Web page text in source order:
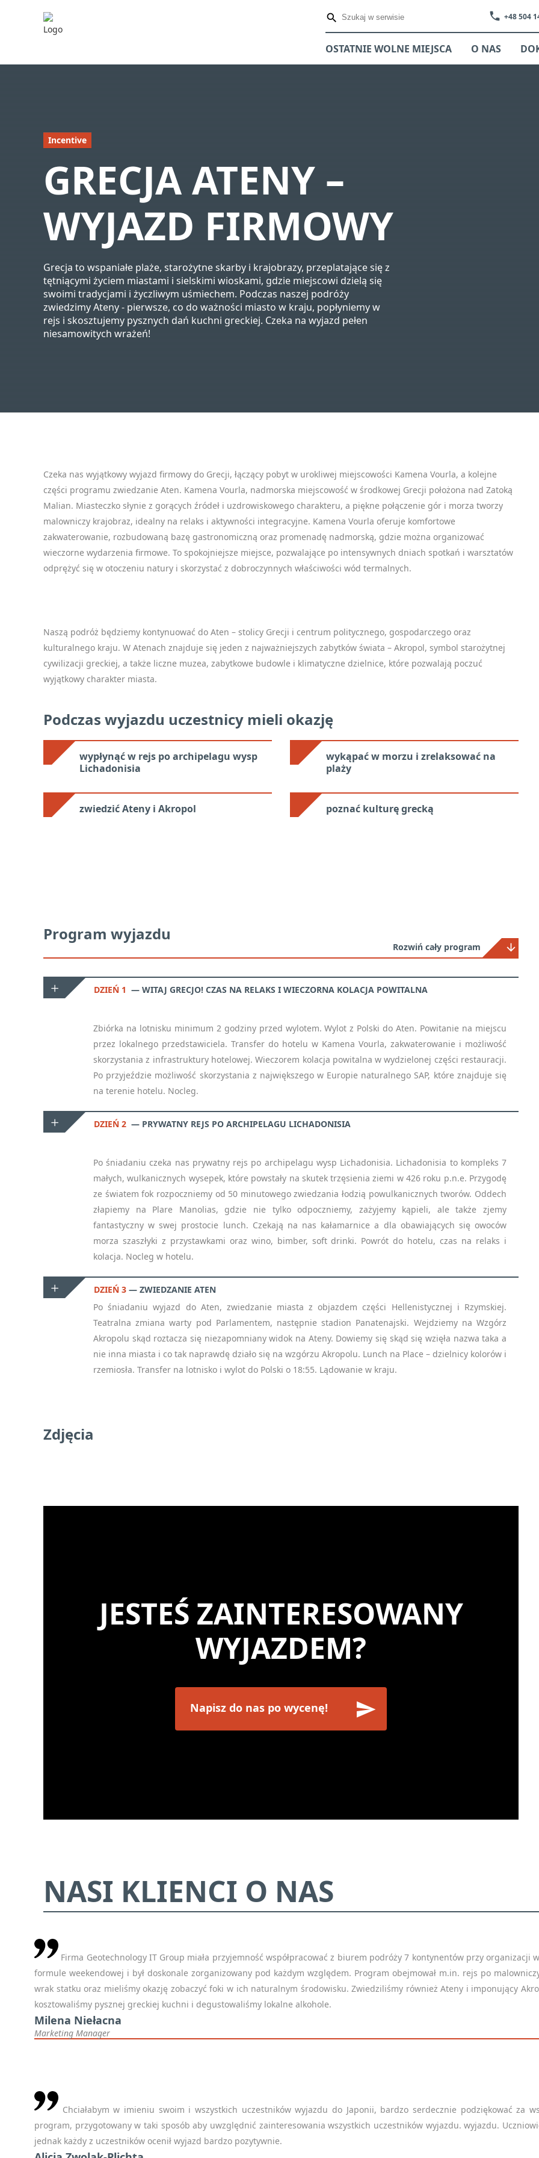
NEWSLETTER
INFORMACJE
empty.
phone +48 504
OSTATNIE WOLNE MIEJSCA O NAS
Incentive
GRECJA ATENY –
WYJAZD FIRMOWY
Grecja to wspaniałe plaże, starożytne skarby i krajobrazy, przeplatające się z
tętniącymi życiem miastami i sielskimi wioskami, gdzie miejscowi dzielą się
swoimi tradycjami i życzliwym uśmiechem. Podczas naszej podróży
zwiedzimy Ateny - pierwsze, co do ważności miasto w kraju, popłyniemy w
rejs i skosztujemy pysznych dań kuchni greckiej. Czeka na wyjazd pełen
niesamowitych wrażeń!
Czeka nas wyjątkowy wyjazd firmowy do Grecji, łączący pobyt w urokliwej miejscowości Kamena Vourla, a kolejne
części programu zwiedzanie Aten. Kamena Vourla, nadmorska miejscowość w środkowej Grecji położona nad Zatoką
Malian. Miasteczko słynie z gorących źródeł i uzdrowiskowego charakteru, a piękne połączenie gór i morza tworzy
malowniczy krajobraz, idealny na relaks i aktywności integracyjne. Kamena Vourla oferuje komfortowe
zakwaterowanie, rozbudowaną bazę gastronomiczną oraz promenadę nadmorską, gdzie można organizować
wieczorne wydarzenia firmowe. To spokojniejsze miejsce, pozwalające po intensywnych dniach spotkań i warsztatów
odprężyć się w otoczeniu natury i skorzystać z dobroczynnych właściwości wód termalnych.
Naszą podróż będziemy kontynuować do Aten – stolicy Grecji i centrum politycznego, gospodarczego oraz
kulturalnego kraju. W Atenach znajduje się jeden z najważniejszych zabytków świata – Akropol, symbol starożytnej
cywilizacji greckiej, a także liczne muzea, zabytkowe budowle i klimatyczne dzielnice, które pozwalają poczuć
wyjątkowy charakter miasta.
Podczas wyjazdu uczestnicy mieli okazję
wypłynąć w rejs po archipelagu wysp
Lichadonisia
wykąpać w morzu i zrelaksować na
plaży
zwiedzić Ateny i Akropol poznać kulturę grecką
Program wyjazdu
Rozwiń cały program
DZIEŃ 1 WITAJ GRECJO! CZAS NA RELAKS I WIECZORNA KOLACJA POWITALNA
Zbiórka na lotnisku minimum 2 godziny przed wylotem. Wylot z Polski do Aten. Powitanie na miejscu
przez lokalnego przedstawiciela. Transfer do hotelu w Kamena Vourla, zakwaterowanie i możliwość
skorzystania z infrastruktury hotelowej. Wieczorem kolacja powitalna w wydzielonej części restauracji.
Po przyjeździe możliwość skorzystania z największego w Europie naturalnego SAP, które znajduje się
na terenie hotelu. Nocleg.
DZIEŃ 2 PRYWATNY REJS PO ARCHIPELAGU LICHADONISIA
Po śniadaniu czeka nas prywatny rejs po archipelagu wysp Lichadonisia. Lichadonisia to kompleks 7
małych, wulkanicznych wysepek, które powstały na skutek trzęsienia ziemi w 426 roku p.n.e. Przygodę
ze światem fok rozpoczniemy od 50 minutowego zwiedzania łodzią powulkanicznych tworów. Oddech
złapiemy na Plare Manolias, gdzie nie tylko odpoczniemy, zażyjemy kąpieli, ale także zjemy
fantastyczny w swej prostocie lunch. Czekają na nas kałamarnice a dla obawiających się owoców
morza szaszłyki z przystawkami oraz wino, bimber, soft drinki. Powrót do hotelu, czas na relaks i
kolacja. Nocleg w hotelu.
DZIEŃ 3
ZWIEDZANIE ATEN
Po śniadaniu wyjazd do Aten, zwiedzanie miasta z objazdem części Hellenistycznej i Rzymskiej.
Teatralna zmiana warty pod Parlamentem, następnie stadion Panatenajski. Wejdziemy na Wzgórz
Akropolu skąd roztacza się niezapomniany widok na Ateny. Dowiemy się skąd się wzięła nazwa taka a
nie inna miasta i co tak naprawdę działo się na wzgórzu Akropolu. Lunch na Place – dzielnicy kolorów i
rzemiosła. Transfer na lotnisko i wylot do Polski o 18:55. Lądowanie w kraju.
Zdjęcia
JESTEŚ ZAINTERESOWANY
WYJAZDEM?
Napisz do nas po wycenę!
NASI KLIENCI O NAS
Firma Geotechnology IT Group miała przyjemność współpracować z biurem podróży 7 kontynentów przy organizacji
formule weekendowej i był doskonale zorganizowany pod każdym względem. Program obejmował m.in. rejs po
wrak statku oraz mieliśmy okazję zobaczyć foki w ich naturalnym środowisku. Zwiedziliśmy również Ateny i imponujący
kosztowaliśmy pysznej greckiej kuchni i degustowaliśmy lokalne alkohole.
Milena Niełacna
Marketing Manager
Chciałabym w imieniu swoim i wszystkich uczestników wyjazdu do Japonii, bardzo serdecznie podziękować za
program, przygotowany w taki sposób aby uwzględnić zainteresowania wszystkich uczestników wyjazdu. wyjazdu.
jednak każdy z uczestników ocenił wyjazd bardzo pozytywnie.